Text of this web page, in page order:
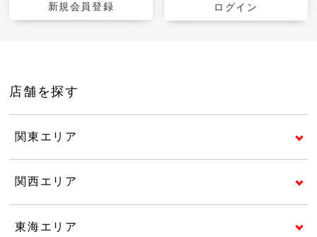
新規会員登録 ログイン
店舗を探す
関東エリア
関西エリア
東海エリア